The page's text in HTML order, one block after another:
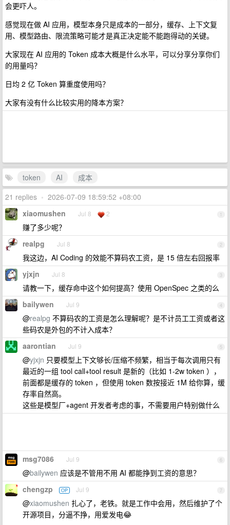
会更吓人。
感觉现在做 AI 应用，模型本身只是成本的一部分，缓存、上下文复
用、模型路由、限流策略可能才是真正决定能不能跑得动的关键。
大家现在 AI 应用的 Token 成本大概是什么水平，可以分享分享你们
的用量吗？
日均 2 亿 Token 算重度使用吗？
大家有没有什么比较实用的降本方案？
token AI
成本
21 replies • 2026-07-09 18:59:52 +08:00
1
xiaomushen Jul 8 2
赚了多少呢？
2
realpg Jul 8
我这边，AI Coding 的效能不算码农工资，是 15 倍左右回报率
3
yjxjn Jul 8
请教一下，缓存命中这个如何提高？使用 OpenSpec 之类的么
4
bailywen Jul 9
@realpg 不算码农的工资是怎么理解呢？是不计员工工资或者这
些码农是外包的不计入成本？
5
aarontian Jul 9
@yjxjn 只要模型上下文够长/压缩不频繁，相当于每次调用只有
最近的一组 tool call+tool result 是新的（比如 1-2w token ），
前面都是缓存的 token ，但使用 token 数按接近 1M 给你算，缓
存率自然高。
这些是模型厂+agent 开发者考虑的事，不需要用户特别做什么
6
msg7086 Jul 9
@bailywen 应该是不管用不用 AI 都能挣到工资的意思？
7
chengzp OP Jul 9
@xiaomushen 扎心了，老铁。就是工作中会用，然后维护了个
开源项目，分逼不挣，用爱发电😂